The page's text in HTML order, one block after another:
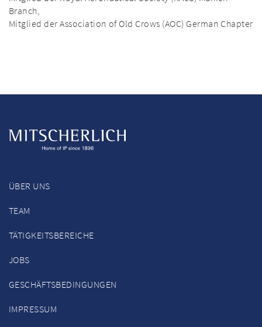
Branch,
Mitglied der Association of Old Crows (AOC) German Chapter
ÜBER UNS
TEAM
TÄTIGKEITSBEREICHE
JOBS
GESCHÄFTSBEDINGUNGEN
IMPRESSUM